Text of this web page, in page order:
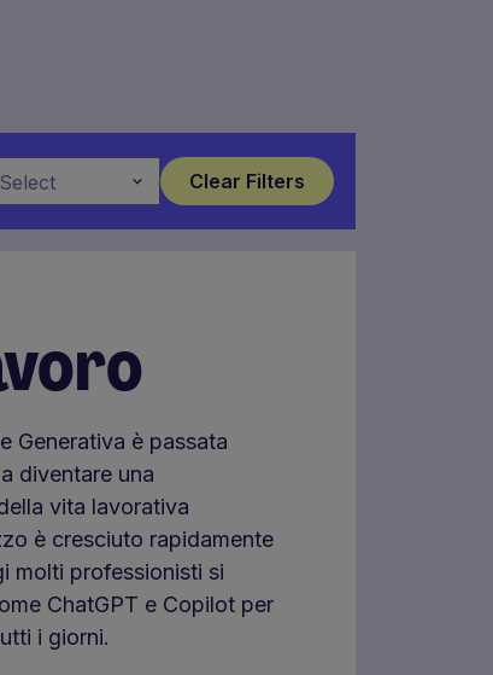
Select
Generativa è passata
diventare una
vita lavorativa
è cresciuto rapidamente
molti professionisti si
ChatGPT e Copilot per
i giorni.